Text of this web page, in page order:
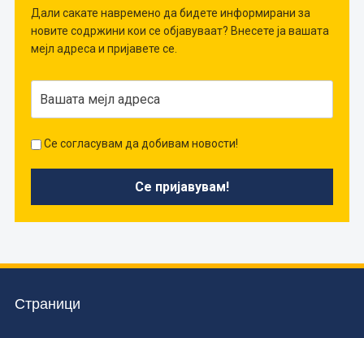
Дали сакате навремено да бидете информирани за
новите содржини кои се објавуваат? Внесете ја вашата
мејл адреса и пријавете се.
Се согласувам да добивам новости!
Страници